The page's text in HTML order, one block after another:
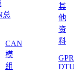
总
CAN
模
组
其
他
资
料